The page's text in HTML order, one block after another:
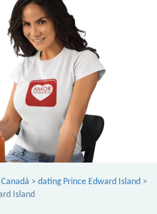
> dating Prince Edward Island >
Island